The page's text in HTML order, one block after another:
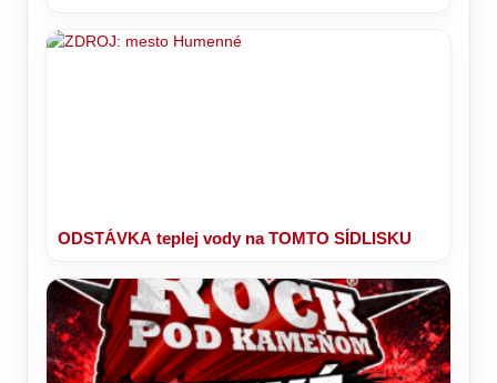
ODSTÁVKA teplej vody na TOMTO SÍDLISKU